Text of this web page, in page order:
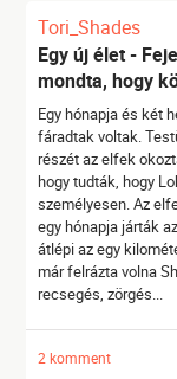
Tori_Shades
Egy új élet -
mondta, hogy
Egy hónapja és két
fáradtak voltak.
részét az elfek
hogy tudták, hogy
személyesen. Az
egy hónapja járták
átlépi az egy
már felrázta volna
recsegés, zörgés...
2 komment